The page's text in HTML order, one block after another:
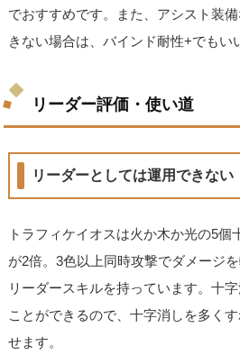
でおすすめです。また、アシスト装
きない場合は、バインド耐性+でもい
リーダー評価・使い道
リーダーとしては運用できない
トラフィケイオスは火か木か光の5個
が2倍。3色以上同時攻撃でダメージ
リーダースキルを持っています。十
ことができるので、十字消しを多く
せます。